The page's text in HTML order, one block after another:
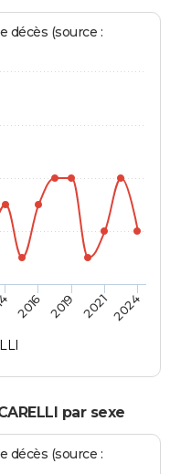
décès (source :
2016 2019 20212024
par sexe
décès (source :